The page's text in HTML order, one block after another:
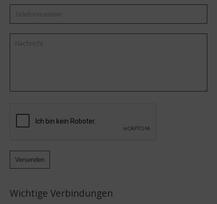
Telefonnummer
Nachricht
Wichtige Verbindungen